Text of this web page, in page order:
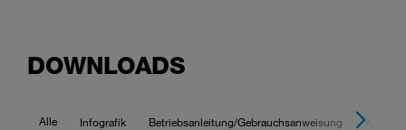
DOWNLOADS
Alle Infografik Betriebsanleitung/Gebrauchsanweisung